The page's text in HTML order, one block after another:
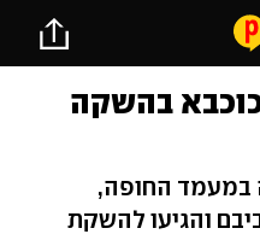
בהשקה
במעמד החופה,
והגיעו להשקת